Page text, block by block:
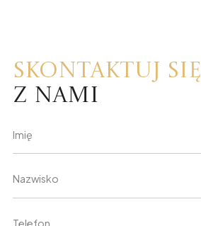
Skontaktuj się
z nami